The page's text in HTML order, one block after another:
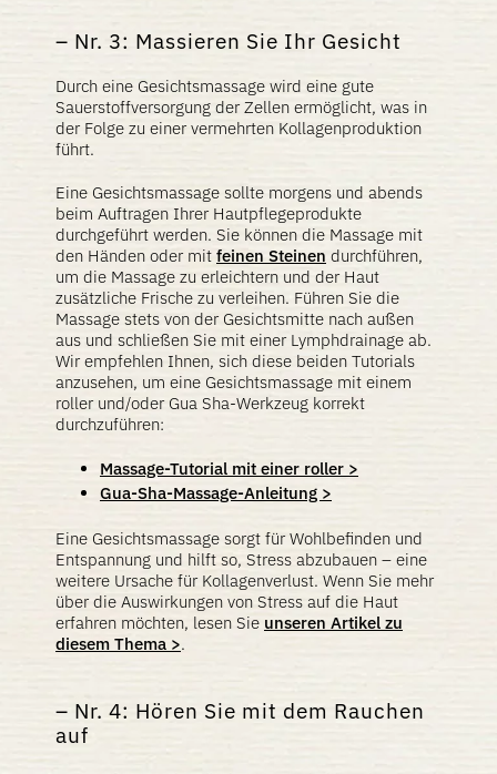
Nr. 3: Massieren Sie Ihr Gesicht
Durch eine Gesichtsmassage wird eine gute
Sauerstoffversorgung der Zellen ermöglicht, was in
der Folge zu einer vermehrten Kollagenproduktion
führt.
Eine Gesichtsmassage sollte morgens und abends
beim Auftragen Ihrer Hautpflegeprodukte
durchgeführt werden. Sie können die Massage mit
den Händen oder mit feinen Steinen durchführen,
um die Massage zu erleichtern und der Haut
zusätzliche Frische zu verleihen. Führen Sie die
Massage stets von der Gesichtsmitte nach außen
aus und schließen Sie mit einer Lymphdrainage ab.
Wir empfehlen Ihnen, sich diese beiden Tutorials
anzusehen, um eine Gesichtsmassage mit einem
roller und/oder Gua Sha-Werkzeug korrekt
durchzuführen:
Massage-Tutorial mit einer roller >
Gua-Sha-Massage-Anleitung >
Eine Gesichtsmassage sorgt für Wohlbefinden und
Entspannung und hilft so, Stress abzubauen – eine
weitere Ursache für Kollagenverlust. Wenn Sie mehr
über die Auswirkungen von Stress auf die Haut
erfahren möchten, lesen Sie unseren Artikel zu
diesem Thema >.
Nr. 4: Hören Sie mit dem Rauchen
auf